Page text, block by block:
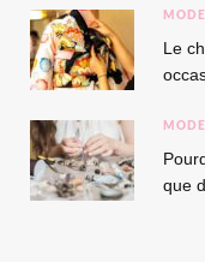
MODE
Le
MODE
que